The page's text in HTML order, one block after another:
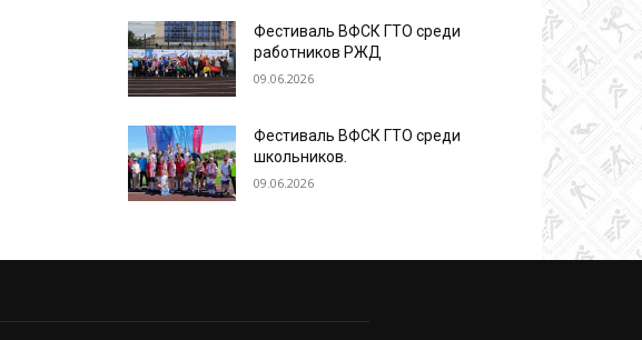
Фестиваль ВФСК ГТО среди
работников РЖД
09.06.2026
Фестиваль ВФСК ГТО среди
школьников.
09.06.2026